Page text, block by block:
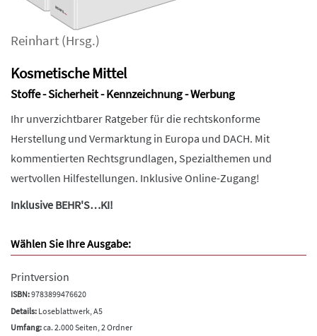
Reinhart (Hrsg.)
Kosmetische Mittel
Stoffe - Sicherheit - Kennzeichnung - Werbung
Ihr unverzichtbarer Ratgeber für die rechtskonforme
Herstellung und Vermarktung in Europa und DACH. Mit
kommentierten Rechtsgrundlagen, Spezialthemen und
wertvollen Hilfestellungen. Inklusive Online-Zugang!
Inklusive BEHR'S…KI!
Wählen Sie Ihre Ausgabe:
Printversion
ISBN:9783899476620
Details: Loseblattwerk, A5
Umfang:ca. 2.000 Seiten, 2 Ordner